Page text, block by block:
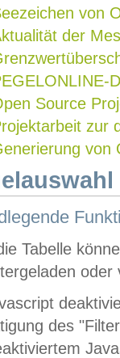
von
der
Source
zur
von
Tabelle
oder
des